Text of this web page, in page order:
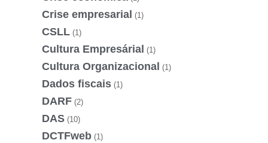
Crise empresarial (1)
CSLL (1)
Cultura Empresárial (1)
Cultura Organizacional (1)
Dados fiscais (1)
DARF (2)
DAS (10)
DCTFweb (1)